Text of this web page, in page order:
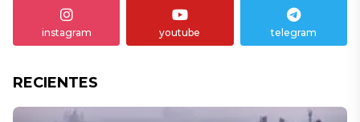
instagram youtube telegram
RECIENTES